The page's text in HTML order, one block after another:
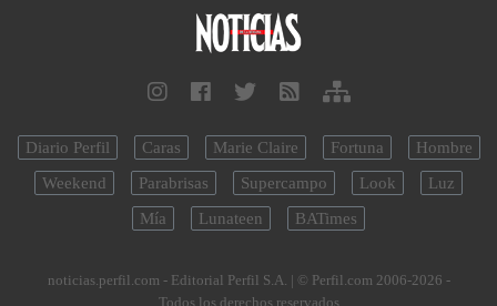
Diario Perfil Caras Marie Claire Fortuna
Hombre
Weekend
Parabrisas Supercampo Look
Luz
Mía
Lunateen BATimes
noticias.perfil.com - Editorial Perfil S.A. | © Perfil.com 2006-2026 -
Todos los derechos reservados